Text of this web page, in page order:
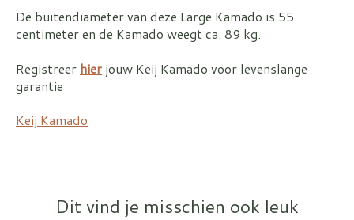
De buitendiameter van deze Large Kamado is 55
centimeter en de Kamado weegt ca. 89 kg.
Registreer hier jouw Keij Kamado voor levenslange
garantie
Keij Kamado
Dit vind je misschien ook leuk